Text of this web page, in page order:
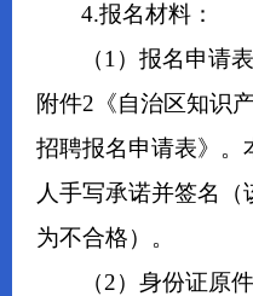
4.报名材料：
（1）报名申请
附件2《自治区知识
招聘报名申请表》。
人手写承诺并签名
为不合格）。
（2）身份证原